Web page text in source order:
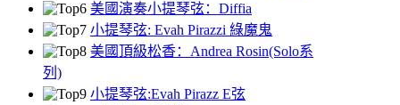
美國演奏小提琴弦：Diffia
小提琴弦: Evah Pirazzi 綠魔鬼
美國頂級松香：Andrea Rosin(Solo系
列)
小提琴弦:Evah Pirazz E弦